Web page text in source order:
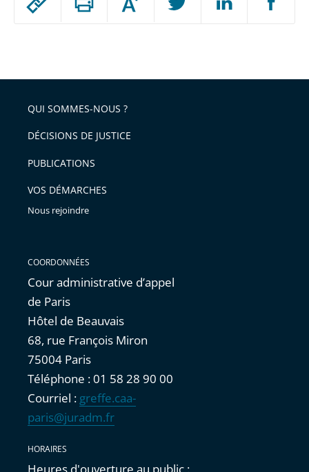
arriver
après
Augmenter
ou
l'article
pour
avant
QUI SOMMES-NOUS ?
DÉCISIONS DE JUSTICE
PUBLICATIONS
VOS DÉMARCHES
Nous rejoindre
COORDONNÉES
Cour administrative d’appel
de Paris
Hôtel de Beauvais
68, rue François Miron
75004 Paris
Téléphone : 01 58 28 90 00
Courriel : greffe.caa-
paris@juradm.fr
HORAIRES